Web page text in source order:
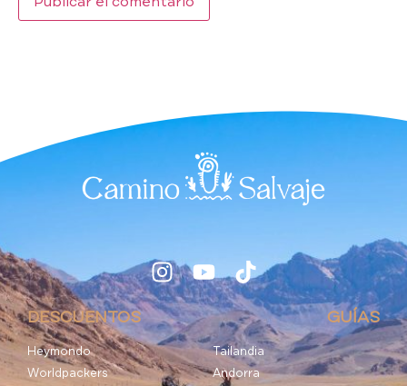
DESCUENTOS
Heymondo
Worldpackers
GUÍAS
Tailandia
Andorra